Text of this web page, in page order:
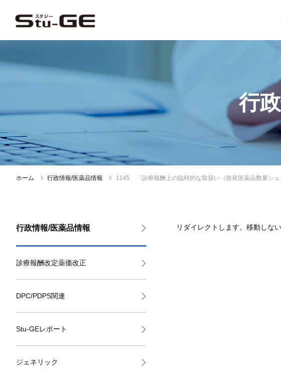
行
ホーム 行政情報/医薬品情報 1145 「診療報酬上の臨時的な取扱い（後発医薬品数量
リダイレクトします。移動しな
行政情報/医薬品情報
診療報酬改定薬価改正
DPC/PDPS関連
Stu-GEレポート
ジェネリック